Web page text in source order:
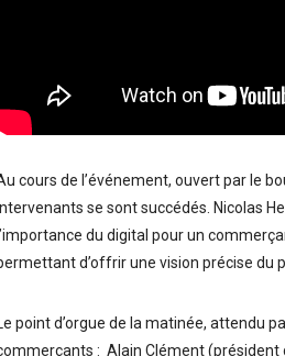
cours de l’événement, ouvert par le
se sont succédés. Nicolas
l’importance du digital pour un
d’offrir une vision précise du
point d’orgue de la matinée, attendu
: Alain Clément (président